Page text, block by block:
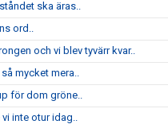
ska äras..
ord..
och vi blev tyvärr kvar..
mycket mera..
för dom gröne..
inte otur idag..